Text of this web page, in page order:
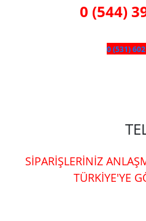
0 (544)
0 (531)
SİPARİŞLERİNİZ
TÜRKİYE'YE